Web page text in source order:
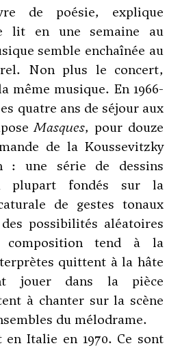
de poésie, explique
lit en une semaine au
semble enchaînée au
Non plus le concert,
même musique. En 1966-
quatre ans de séjour aux
Masques, pour douze
de la Koussevitzky
: une série de dessins
plupart fondés sur la
de gestes tonaux
possibilités aléatoires
composition tend à la
quittent à la hâte
jouer dans la pièce
à chanter sur la scène
du mélodrame.
Italie en 1970. Ce sont